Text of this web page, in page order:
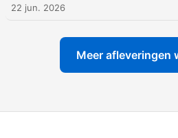
22 jun. 2026
Meer afleveringen